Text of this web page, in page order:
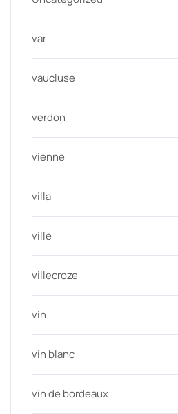
var
vaucluse
verdon
vienne
villa
ville
villecroze
vin
vin blanc
vin de bordeaux